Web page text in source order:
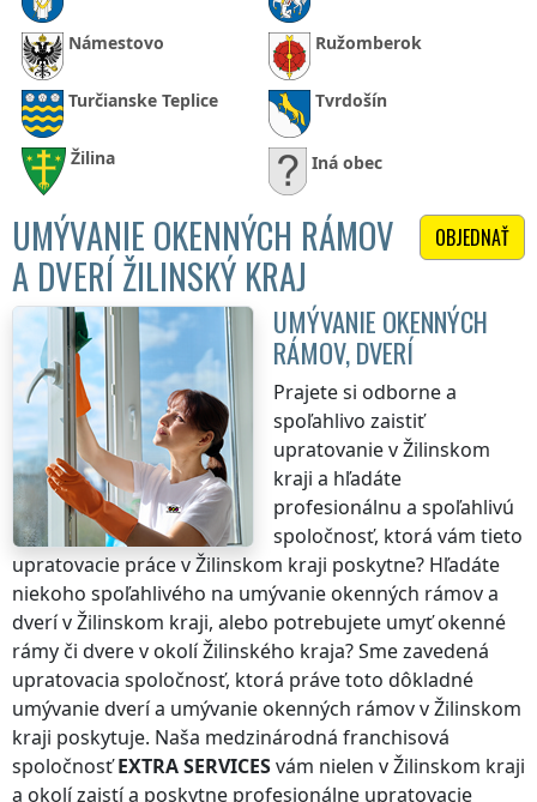
Námestovo Ružomberok
Turčianske Teplice Tvrdošín
Žilina Iná obec
OBJEDNAŤ
UMÝVANIE OKENNÝCH RÁMOV
A DVERÍ ŽILINSKÝ KRAJ
UMÝVANIE OKENNÝCH
RÁMOV, DVERÍ
Prajete si odborne a
spoľahlivo zaistiť
upratovaniev Žilinskom
kraji a hľadáte
profesionálnu a spoľahlivú
spoločnosť, ktorá vám tieto
upratovacie prácev Žilinskom kraji poskytne? Hľadáte
niekoho spoľahlivého na umývanie okenných rámov a
dverív Žilinskom kraji, alebo potrebujete umyť okenné
rámy či dvere v okolíŽilinského kraja? Sme zavedená
upratovacia spoločnosť, ktorá práve toto dôkladné
umývanie dverí a umývanie okenných rámovv Žilinskom
kraji poskytuje. Naša medzinárodná franchisová
spoločnosťEXTRA SERVICESvám nielen v Žilinskom kraji
a okolí zaistí a poskytne profesionálne upratovacie